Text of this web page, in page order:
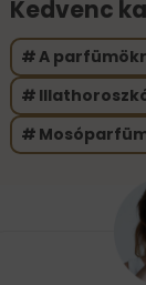
Kedvenc
A